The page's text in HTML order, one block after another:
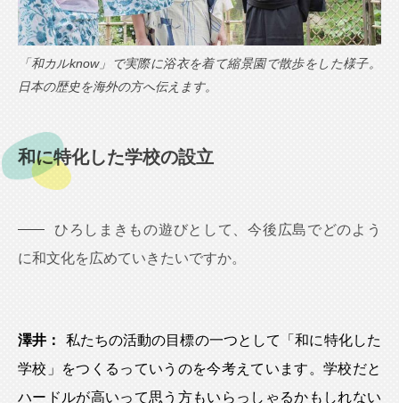
「和カルknow」で実際に浴衣を着て縮景園で散歩をした様子。
日本の歴史を海外の方へ伝えます。
和に特化した学校の設立
ひろしまきもの遊びとして、今後広島でどのよう
に和文化を広めていきたいですか。
澤井：
私たちの活動の目標の一つとして「和に特化した
学校」をつくるっていうのを今考えています。学校だと
ハードルが高いって思う方もいらっしゃるかもしれない